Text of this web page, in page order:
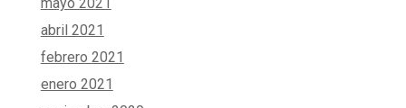
abril 2021
febrero 2021
enero 2021